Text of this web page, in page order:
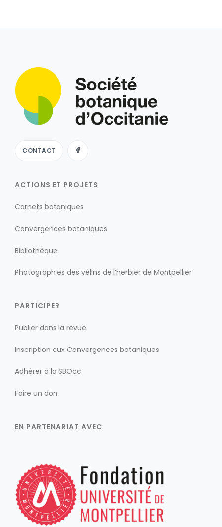
CONTACT
ACTIONS ET PROJETS
Carnets botaniques
Convergences botaniques
Bibliothèque
Photographies des vélins de l’herbier de Montpellier
PARTICIPER
Publier dans la revue
Inscription aux Convergences botaniques
Adhérer à la SBOcc
Faire un don
EN PARTENARIAT AVEC